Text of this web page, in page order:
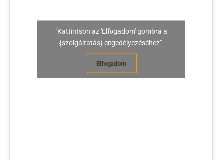
"Kattintson az 'Elfogadom' gombra a
{szolgáltatás} engedélyezéséhez"
Elfogadom